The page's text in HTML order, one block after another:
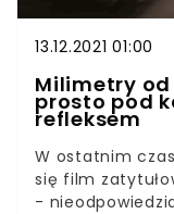
13.12.2021 01:00
Milimetry od
prosto pod
refleksem
W ostatnim
się film
-